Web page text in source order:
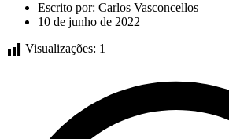
Escrito por: Carlos Vasconcellos
10 de junho de 2022
Visualizações: 1